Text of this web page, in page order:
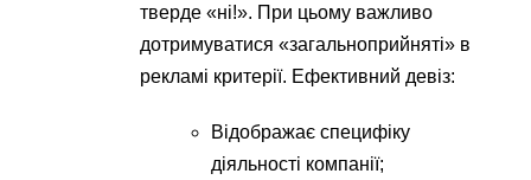
тверде «ні!». При цьому важливо
дотримуватися «загальноприйняті» в
рекламі критерії. Ефективний девіз:
Відображає специфіку
діяльності компанії;